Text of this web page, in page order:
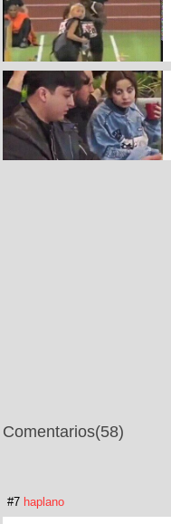
Comentarios(58)
#7 haplano